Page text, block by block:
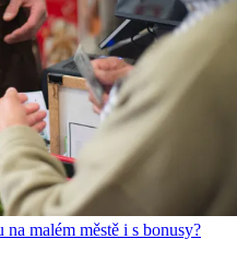
malém městě i s bonusy?